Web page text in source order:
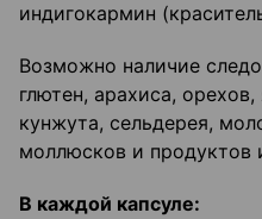
индигокармин
Возможно наличие
глютен, арахиса,
кунжута, сельдерея,
моллюсков и продуктов
В каждой капсуле: